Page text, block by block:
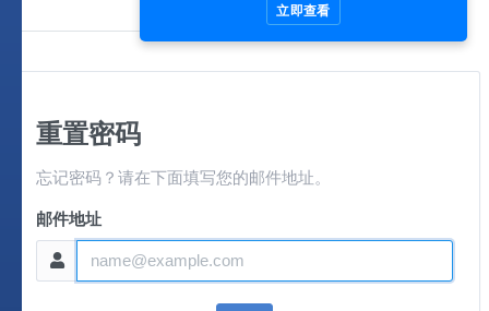
重置密码
忘记密码？请在下面填写您的邮件地址。
邮件地址
立即查看